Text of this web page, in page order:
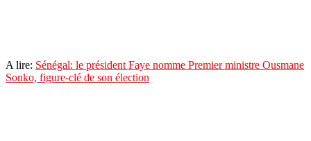
A lire: Sénégal: le président Faye nomme Premier ministre Ousmane
Sonko, figure-clé de son élection